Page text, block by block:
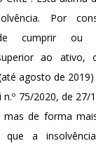
Por
de cumprir ou
ao ativo,
agosto de 2019)
n.º 75/2020, de
mas de forma
que a